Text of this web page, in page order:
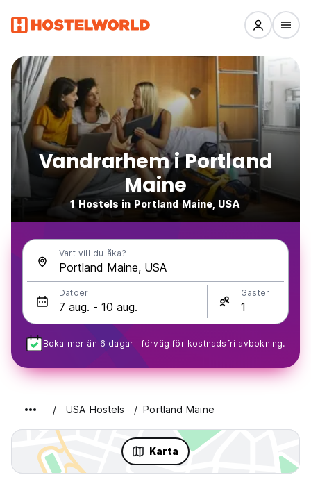
Vandrarhem i Portland
Maine
1 Hostels in Portland Maine, USA
Vart vill du åka?
Datoer Gäster
Boka mer än 6 dagar i förväg för kostnadsfri avbokning.
USA Hostels Portland Maine
Karta